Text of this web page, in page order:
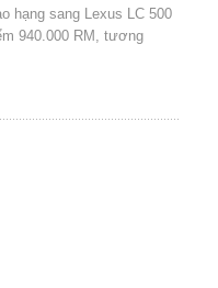
hạng sang Lexus LC 500
940.000 RM, tương